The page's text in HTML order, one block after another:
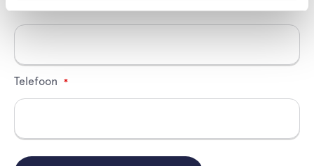
E-mailadres
Telefoon